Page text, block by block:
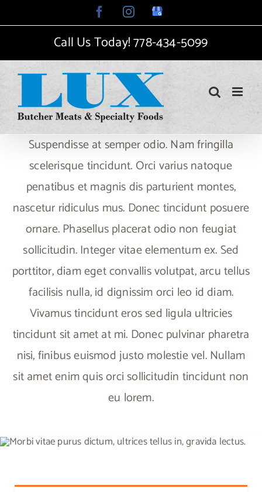
to
FacebookInstagram
Google
My
Call Us Today!778-434-5099
Suspendisse at semper odio. Nam fringilla
scelerisque tincidunt. Orci varius natoque
penatibus et magnis dis parturient montes,
nascetur ridiculus mus. Donec tincidunt posuere
ornare. Phasellus placerat odio non feugiat
sollicitudin. Integer vitae elementum ex. Sed
porttitor, diam eget convallis volutpat, arcu tellus
facilisis nulla, id dignissim orci leo id diam.
Vivamus tincidunt eros sed ligula ultricies
tincidunt sit amet at mi. Donec pulvinar pharetra
nisi, finibus euismod justo molestie vel. Nullam
sit amet enim quis orci sollicitudin tincidunt non
eu lorem.